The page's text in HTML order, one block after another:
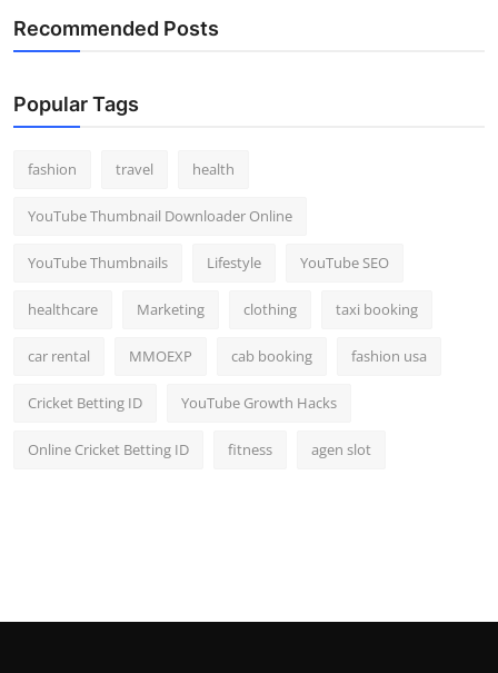
Recommended Posts
Popular Tags
fashion travel health
YouTube Thumbnail Downloader Online
YouTube Thumbnails Lifestyle YouTube SEO
healthcare Marketing clothing taxi booking
car rental MMOEXP cab booking fashion usa
Cricket Betting ID YouTube Growth Hacks
Online Cricket Betting ID fitness agen slot